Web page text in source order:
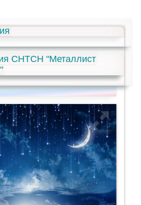
СНТСН "Металлист